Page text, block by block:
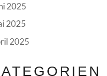
2025
2025
2025